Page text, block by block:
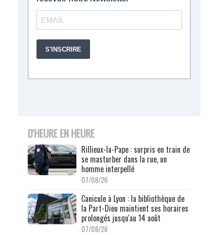
D'HEURE EN HEURE
Rillieux-la-Pape : surpris en train de
se masturber dans la rue, un
homme interpellé
07/08/26
Canicule à Lyon : la bibliothèque de
la Part-Dieu maintient ses horaires
prolongés jusqu'au 14 août
07/08/26